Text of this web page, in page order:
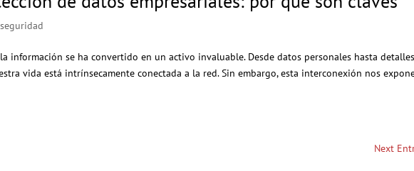
información se ha convertido en un activo invaluable. Desde datos personales hasta detalles
vida está intrínsecamente conectada a la red. Sin embargo, esta interconexión nos
Next